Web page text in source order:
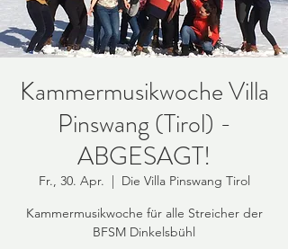
Kammermusikwoche Villa
Pinswang (Tirol) -
ABGESAGT!
Fr., 30. Apr.
  |
Die Villa Pinswang Tirol
Kammermusikwoche für alle Streicher der
BFSM Dinkelsbühl